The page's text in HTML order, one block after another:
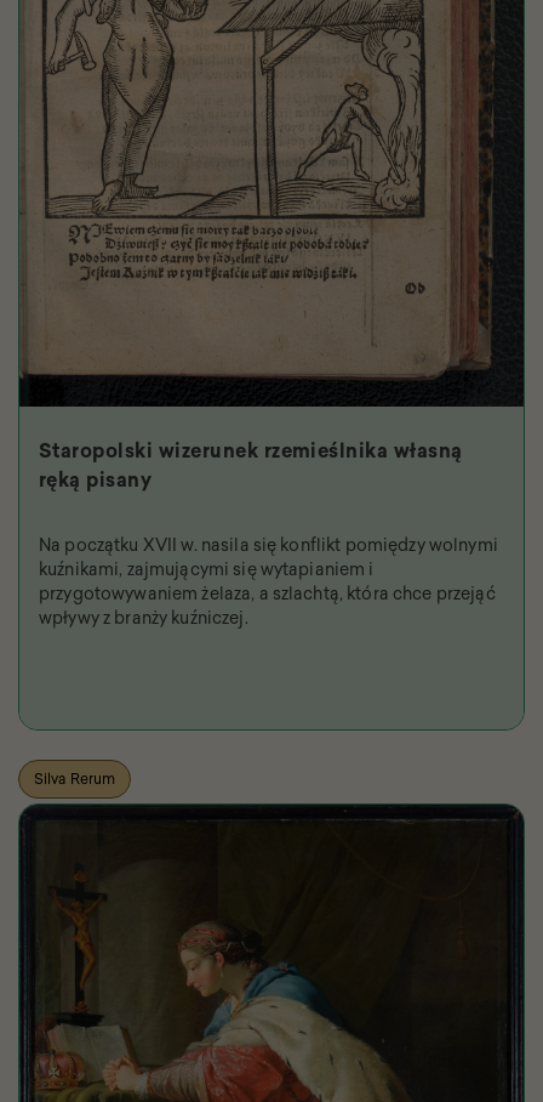
Staropolski wizerunek rzemieślnika własną
ręką pisany
Na początku XVII w. nasila się konflikt pomiędzy wolnymi
kuźnikami, zajmującymi się wytapianiem i
przygotowywaniem żelaza, a szlachtą, która chce przejąć
wpływy z branży kuźniczej.
Silva Rerum